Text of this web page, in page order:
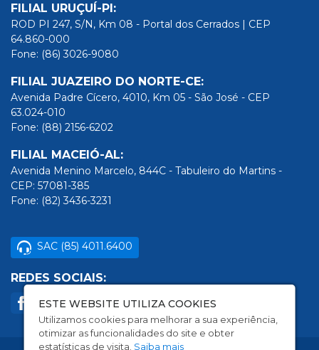
FILIAL URUÇUÍ-PI:
ROD PI 247, S/N, Km 08 - Portal dos Cerrados | CEP
64.860-000
Fone: (86) 3026-9080
FILIAL JUAZEIRO DO NORTE-CE:
Avenida Padre Cícero, 4010, Km 05 - São José - CEP
63.024-010
Fone: (88) 2156-6202
FILIAL MACEIÓ-AL:
Avenida Menino Marcelo, 844C - Tabuleiro do Martins -
CEP: 57081-385
Fone: (82) 3436-3231
SAC (85) 4011.6400
REDES SOCIAIS:
ESTE WEBSITE UTILIZA COOKIES
Utilizamos cookies para melhorar a sua experiência,
otimizar as funcionalidades do site e obter
estatísticas de visita. Saiba mais